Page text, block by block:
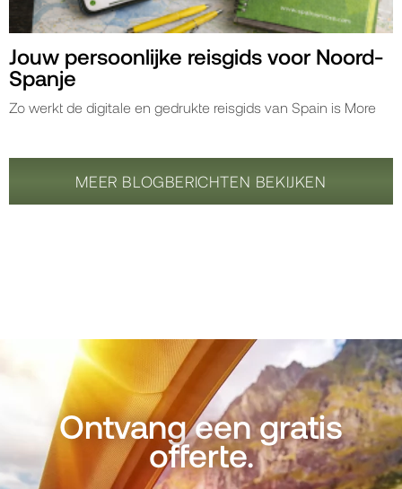
Jouw persoonlijke reisgids voor Noord-
Spanje
Zo werkt de digitale en gedrukte reisgids van Spain is More
MEER BLOGBERICHTEN BEKIJKEN
Ontvang een gratis
offerte.